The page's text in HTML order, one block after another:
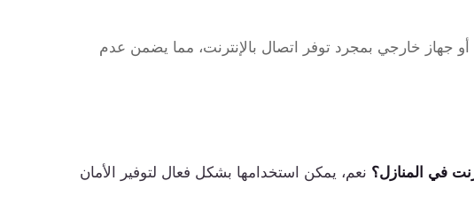
أو جهاز خارجي بمجرد توفر اتصال بالإنترنت، مما يضمن عدم
في المنازل؟ نعم، يمكن استخدامها بشكل فعال لتوفير الأمان